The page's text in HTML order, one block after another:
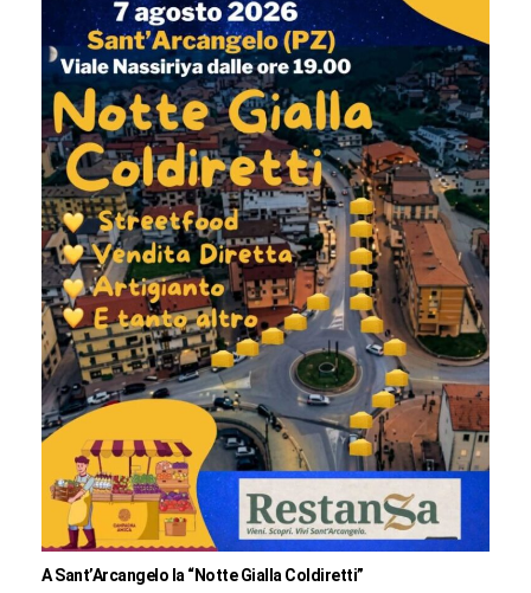
A Sant’Arcangelo la “Notte Gialla Coldiretti”